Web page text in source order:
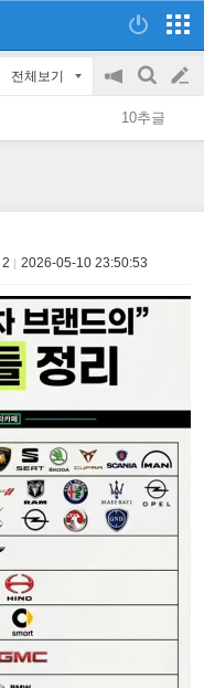
전체보기
공
지
on/off
검
색
글
쓰
10추글
2 2026-05-10 23:50:53